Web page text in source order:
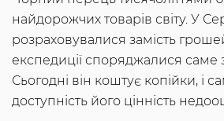
найдорожчих товарів світу. У
розраховувалися замість
експедиції споряджалися саме
Сьогодні він коштує копійки, і
доступність його цінність